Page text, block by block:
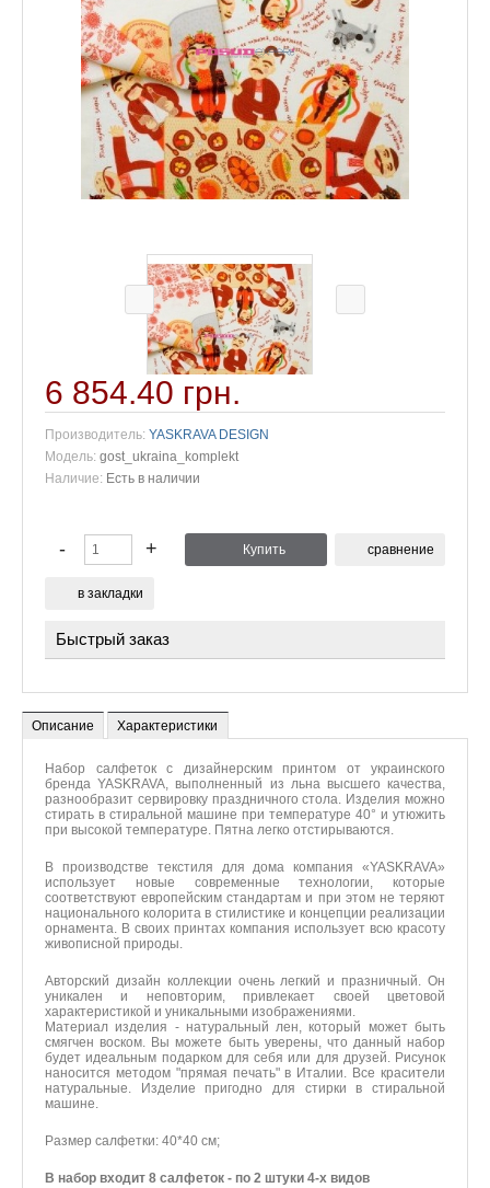
6 854.40 грн.
Производитель: YASKRAVA DESIGN
Модель: gost_ukraina_komplekt
Наличие: Есть в наличии
сравнение
в закладки
Быстрый заказ
мы могли связаться с Вами
*Имя
Комментарий
Отправить
Описание Характеристики
Набор салфеток с дизайнерским принтом от украинского
бренда YASKRAVA, выполненный из льна высшего качества,
разнообразит сервировку праздничного стола. Изделия можно
стирать в стиральной машине при температуре 40° и утюжить
при высокой температуре. Пятна легко отстирываются.
В производстве текстиля для дома компания «YASKRAVA»
использует новые современные технологии, которые
соответствуют европейским стандартам и при этом не теряют
национального колорита в стилистике и концепции реализации
орнамента. В своих принтах компания использует всю красоту
живописной природы.
Авторский дизайн коллекции очень легкий и празничный. Он
уникален и неповторим, привлекает своей цветовой
характеристикой и уникальными изображениями.
Материал изделия - натуральный лен, который может быть
смягчен воском. Вы можете быть уверены, что данный набор
будет идеальным подарком для себя или для друзей. Рисунок
наносится методом "прямая печать" в Италии. Все красители
натуральные. Изделие пригодно для стирки в стиральной
машине.
Размер салфетки: 40*40 см;
В набор входит 8 салфеток - по 2 штуки 4-х видов